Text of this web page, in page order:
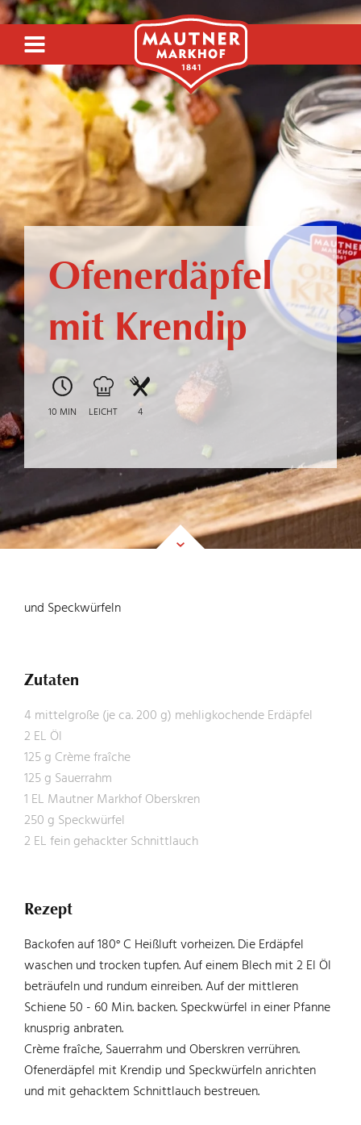
SIRUP
SENF
ESSIG
FEINKOST
Ofenerdäpfel
mit Krendip
10 MIN LEICHT 4
und Speckwürfeln
Zutaten
4 mittelgroße (je ca. 200 g) mehligkochende Erdäpfel
2 EL Öl
125 g Crème fraîche
125 g Sauerrahm
1 EL Mautner Markhof Oberskren
250 g Speckwürfel
2 EL fein gehackter Schnittlauch
Rezept
Backofen auf 180° C Heißluft vorheizen. Die Erdäpfel
waschen und trocken tupfen. Auf einem Blech mit 2 El Öl
beträufeln und rundum einreiben. Auf der mittleren
Schiene 50 - 60 Min. backen. Speckwürfel in einer Pfanne
knusprig anbraten.
Crème fraîche, Sauerrahm und Oberskren verrühren.
Ofenerdäpfel mit Krendip und Speckwürfeln anrichten
und mit gehacktem Schnittlauch bestreuen.